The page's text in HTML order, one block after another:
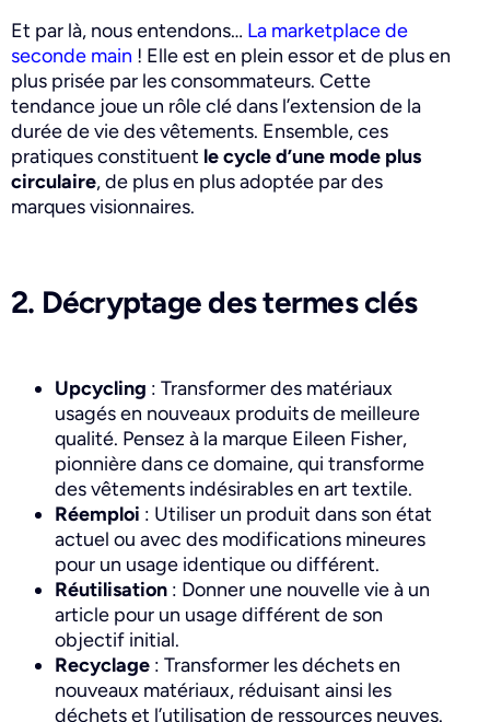
Et par là, nous entendons… La marketplace de
seconde main ! Elle est en plein essor et de plus en
plus prisée par les consommateurs. Cette
tendance joue un rôle clé dans l’extension de la
durée de vie des vêtements. Ensemble, ces
pratiques constituent le cycle d’une mode plus
circulaire, de plus en plus adoptée par des
marques visionnaires.
2. Décryptage des termes clés
Upcycling : Transformer des matériaux
usagés en nouveaux produits de meilleure
qualité. Pensez à la marque Eileen Fisher,
pionnière dans ce domaine, qui transforme
des vêtements indésirables en art textile.
Réemploi : Utiliser un produit dans son état
actuel ou avec des modifications mineures
pour un usage identique ou différent.
Réutilisation : Donner une nouvelle vie à un
article pour un usage différent de son
objectif initial.
Recyclage : Transformer les déchets en
nouveaux matériaux, réduisant ainsi les
déchets et l’utilisation de ressources neuves.